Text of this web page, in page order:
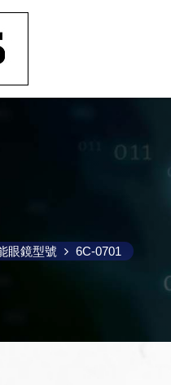
眼鏡型號 6C-0701